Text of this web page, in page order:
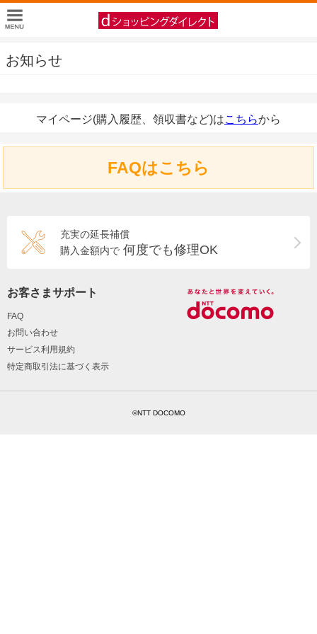
お知らせ
マイページ(購入履歴、領収書など)はこちらから
FAQはこちら
充実の延長補償
購入金額内で 何度でも修理OK
お客さまサポート
FAQ
お問い合わせ
サービス利用規約
特定商取引法に基づく表示
©NTT DOCOMO